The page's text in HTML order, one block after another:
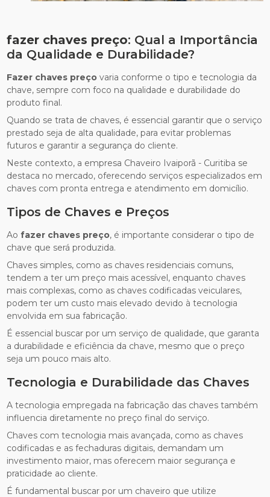
fazer chaves preço: Qual a Importância
da Qualidade e Durabilidade?
Fazer chaves preço varia conforme o tipo e tecnologia da
chave, sempre com foco na qualidade e durabilidade do
produto final.
Quando se trata de chaves, é essencial garantir que o serviço
prestado seja de alta qualidade, para evitar problemas
futuros e garantir a segurança do cliente.
Neste contexto, a empresa Chaveiro Ivaiporã - Curitiba se
destaca no mercado, oferecendo serviços especializados em
chaves com pronta entrega e atendimento em domicílio.
Tipos de Chaves e Preços
Aofazer chaves preço, é importante considerar o tipo de
chave que será produzida.
Chaves simples, como as chaves residenciais comuns,
tendem a ter um preço mais acessível, enquanto chaves
mais complexas, como as chaves codificadas veiculares,
podem ter um custo mais elevado devido à tecnologia
envolvida em sua fabricação.
É essencial buscar por um serviço de qualidade, que garanta
a durabilidade e eficiência da chave, mesmo que o preço
seja um pouco mais alto.
Tecnologia e Durabilidade das Chaves
A tecnologia empregada na fabricação das chaves também
influencia diretamente no preço final do serviço.
Chaves com tecnologia mais avançada, como as chaves
codificadas e as fechaduras digitais, demandam um
investimento maior, mas oferecem maior segurança e
praticidade ao cliente.
É fundamental buscar por um chaveiro que utilize